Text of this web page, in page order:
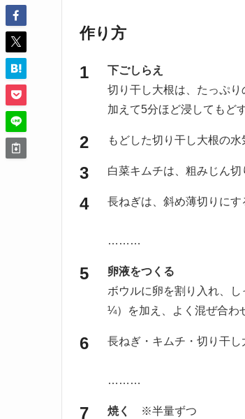
作り方
下ごしらえ
切り干し大根は、たっぷ
加えて5分ほど浸してもどす
もどした切り干し大根の
白菜キムチは、粗みじん切
長ねぎは、斜め薄切りにす
………
卵液をつくる
ボウルに卵を割り入れ、
¼）を加え、よく混ぜ合わ
長ねぎ・キムチ・切り干し
………
焼く
※半量ずつ